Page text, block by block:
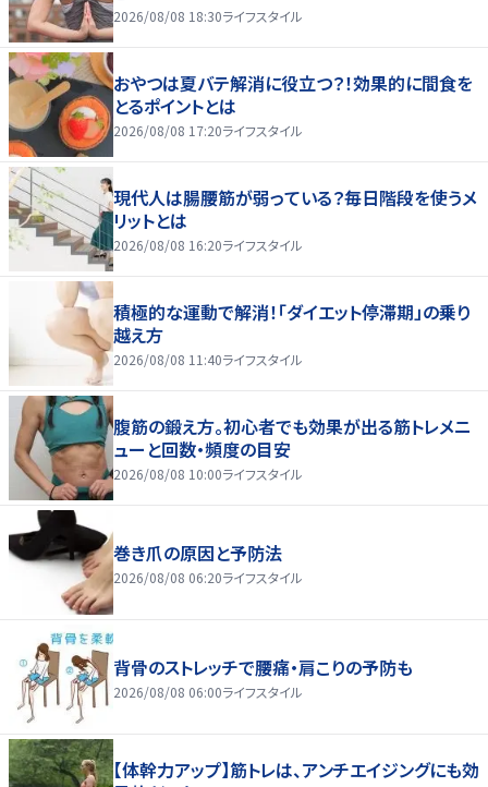
2026/08/08 18:30ライフスタイル
おやつは夏バテ解消に役立つ？！効果的に間食を
とるポイントとは
2026/08/08 17:20ライフスタイル
現代人は腸腰筋が弱っている？毎日階段を使うメ
リットとは
2026/08/08 16:20ライフスタイル
積極的な運動で解消！「ダイエット停滞期」の乗り
越え方
2026/08/08 11:40ライフスタイル
腹筋の鍛え方。初心者でも効果が出る筋トレメニ
ューと回数・頻度の目安
2026/08/08 10:00ライフスタイル
巻き爪の原因と予防法
2026/08/08 06:20ライフスタイル
背骨のストレッチで腰痛・肩こりの予防も
2026/08/08 06:00ライフスタイル
【体幹力アップ】筋トレは、アンチエイジングにも効